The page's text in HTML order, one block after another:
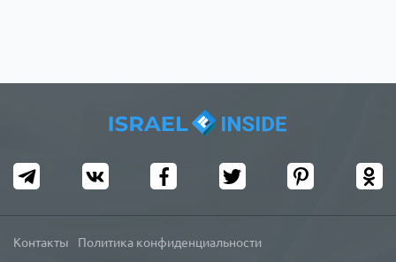
Контакты Политика конфиденциальности